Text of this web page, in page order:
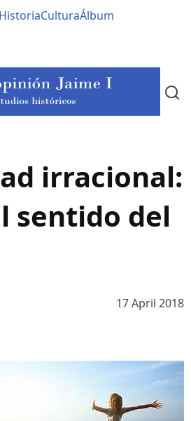
HistoriaCulturaÁlbum
irracional:
sentido del
17 April 2018